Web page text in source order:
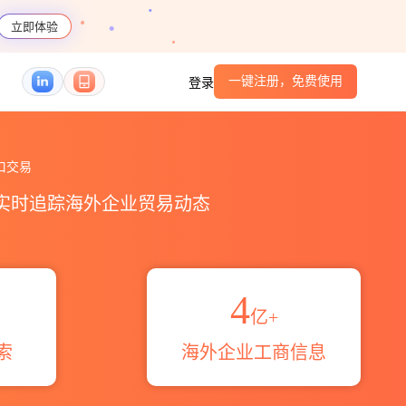
立即体验
登录 一键注册，免费使用
交易
时追踪海外企业贸易动态
4亿+
海外企业工商信息